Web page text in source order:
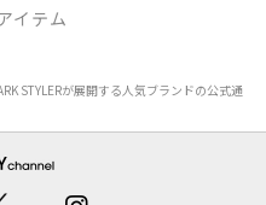
イテム
STYLERが展開する人気ブランドの公式通